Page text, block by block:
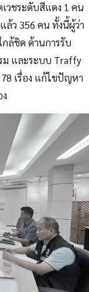
วชระดับสีแดง 1 คน
ล้ว 356 คน ทั้งนี้ผู้ว่า
กล้ชิด ด้านการรับ
ม และระบบ Traffy
เรื่อง แก้ไขปัญหา